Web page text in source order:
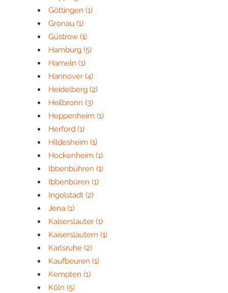
Göttingen (1)
Gronau (1)
Güstrow (1)
Hamburg (5)
Hameln (1)
Hannover (4)
Heidelberg (2)
Heilbronn (3)
Heppenheim (1)
Herford (1)
Hildesheim (1)
Hockenheim (1)
Ibbenbühren (1)
Ibbenbüren (1)
Ingolstadt (2)
Jena (1)
Kaiserslauter (1)
Kaiserslautern (1)
Karlsruhe (2)
Kaufbeuren (1)
Kempten (1)
Köln (5)